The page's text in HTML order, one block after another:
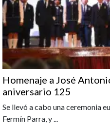
Homenaje a José
aniversario 125
Se llevó a cabo una ceremonia
Fermín Parra, y